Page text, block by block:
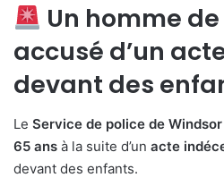
Un homme
accusé d’un
devant des
Le Service de police de Windsor
65 ans à la suite d’un acte
devant des enfants.